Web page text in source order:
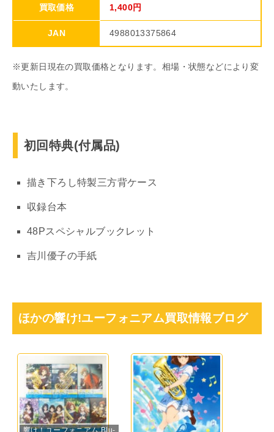
買取価格 1,400円
JAN 4988013375864
※更新日現在の買取価格となります。相場・状態などにより変
動いたします。
初回特典(付属品)
描き下ろし特製三方背ケース
収録台本
48Pスペシャルブックレット
吉川優子の手紙
ほかの響け!ユーフォニアム買取情報ブログ
響け！ユーフォニアム Blu-